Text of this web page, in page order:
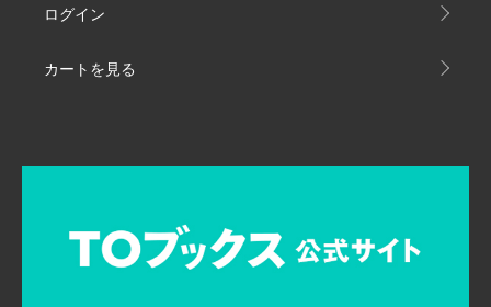
ログイン
カートを見る